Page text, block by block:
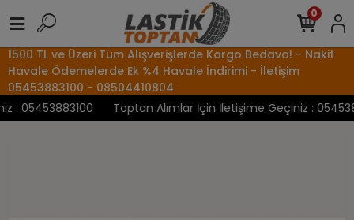
1500 TL ve Üzeri Tüm Alışverişlerde Kargo Bedava! - Nakit
Havale Ödemelerde Ek %4 Havale İndirimi - İletişim
05453883100 - 08504410804
05453883100
Toptan Alımlar İçin İletişime Geçiniz :
0